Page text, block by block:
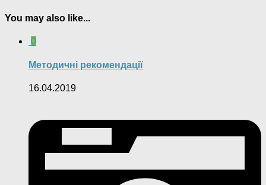
You may also like...
0
Методичні рекомендації
16.04.2019